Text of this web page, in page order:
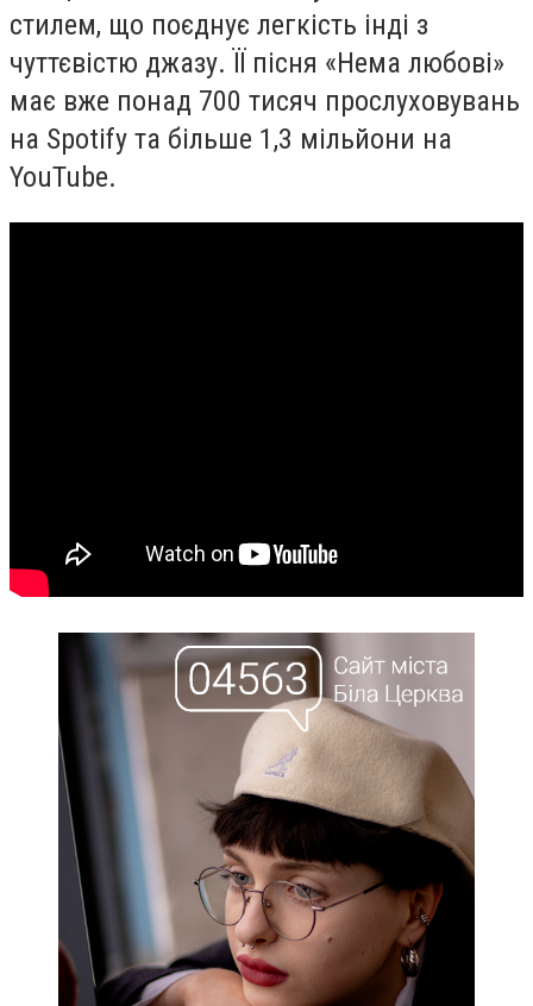
стилем, що поєднує легкість інді з
чуттєвістю джазу. ЇЇ пісня «Нема любові»
має вже понад 700 тисяч прослуховувань
на Spotify та більше 1,3 мільйони на
YouTube.